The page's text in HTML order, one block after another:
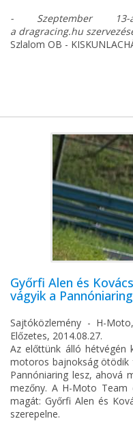
- Szeptember 13-
a dragracing.hu
Szlalom OB -
Győrfi Alen és
vágyik a
Sajtóközlemény - H-
Előzetes, 2014.08.27.
Az előttünk álló hétvégén
motoros bajnokság ötödik
Pannóniaring lesz, ahová
mezőny. A H-Moto Team
magát: Győrfi Alen és
szerepelne.